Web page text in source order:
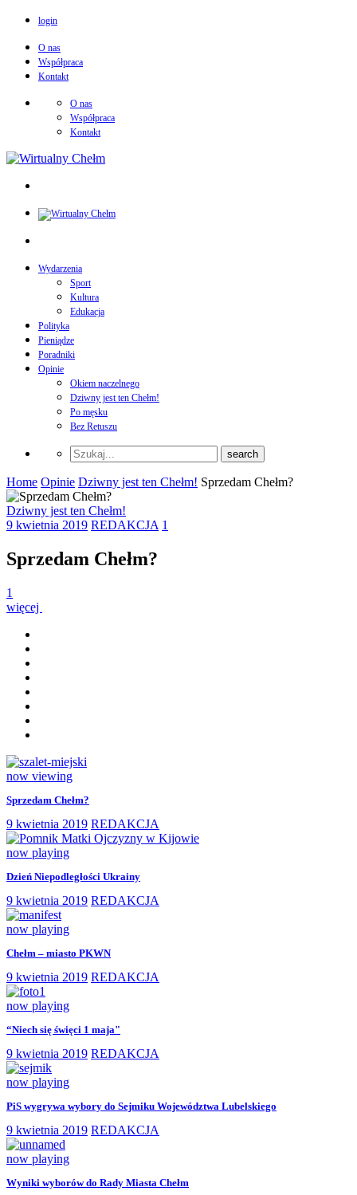
login
O nas
Współpraca
Kontakt
O nas
Współpraca
Kontakt
Wydarzenia
Sport
Kultura
Edukacja
Polityka
Pieniądze
Poradniki
Opinie
Okiem naczelnego
Dziwny jest ten Chełm!
Po męsku
Bez Retuszu
Home Opinie Dziwny jest ten Chełm! Sprzedam Chełm?
Dziwny jest ten Chełm!
9 kwietnia 2019 REDAKCJA 1
Sprzedam Chełm?
1
więcej
now viewing
Sprzedam Chełm?
9 kwietnia 2019 REDAKCJA
now playing
Dzień Niepodległości Ukrainy
9 kwietnia 2019 REDAKCJA
now playing
Chełm – miasto PKWN
9 kwietnia 2019 REDAKCJA
now playing
“Niech się święci 1 maja"
9 kwietnia 2019 REDAKCJA
now playing
PiS wygrywa wybory do Sejmiku Województwa Lubelskiego
9 kwietnia 2019 REDAKCJA
now playing
Wyniki wyborów do Rady Miasta Chełm